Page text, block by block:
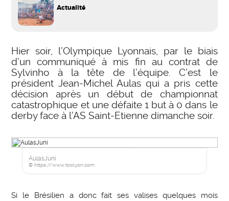
Actualité
Hier soir, l’Olympique Lyonnais, par le biais
d’un communiqué à mis fin au contrat de
Sylvinho à la tête de l’équipe. C’est le
président Jean-Michel Aulas qui a pris cette
décision après un début de championnat
catastrophique et une défaite 1 but à 0 dans le
derby face à l’AS Saint-Etienne dimanche soir.
AulasJuni
© https://www.toolyon.com
Si le Brésilien a donc fait ses valises quelques mois